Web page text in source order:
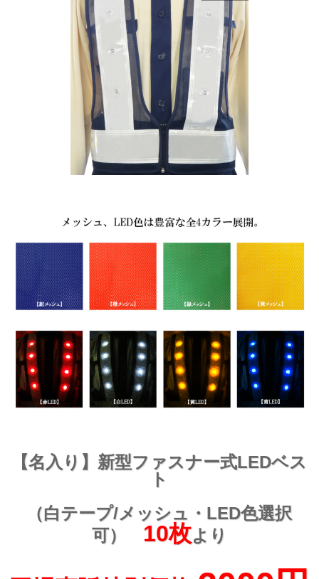
【名入り】新型ファスナー式LEDベス
ト
（白テープ/メッシュ・LED色選択
可） 10枚より